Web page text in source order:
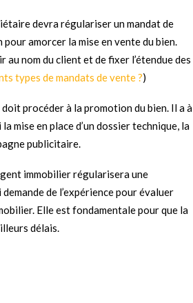
devra régulariser un mandat de
amorcer la mise en vente du bien.
nom du client et de fixer l’étendue des
types de mandats de vente ?)
procéder à la promotion du bien. Il a à
mise en place d’un dossier technique, la
publicitaire.
immobilier régularisera une
de l’expérience pour évaluer
Elle est fondamentale pour que la
délais.